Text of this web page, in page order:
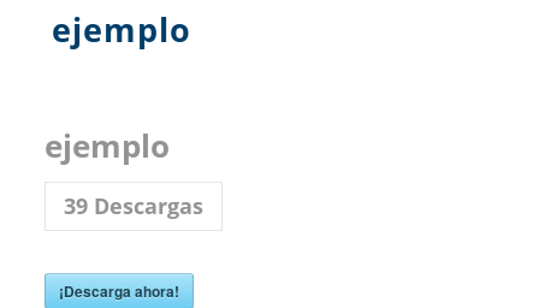
ejemplo
ejemplo
39Descargas
¡Descarga ahora!